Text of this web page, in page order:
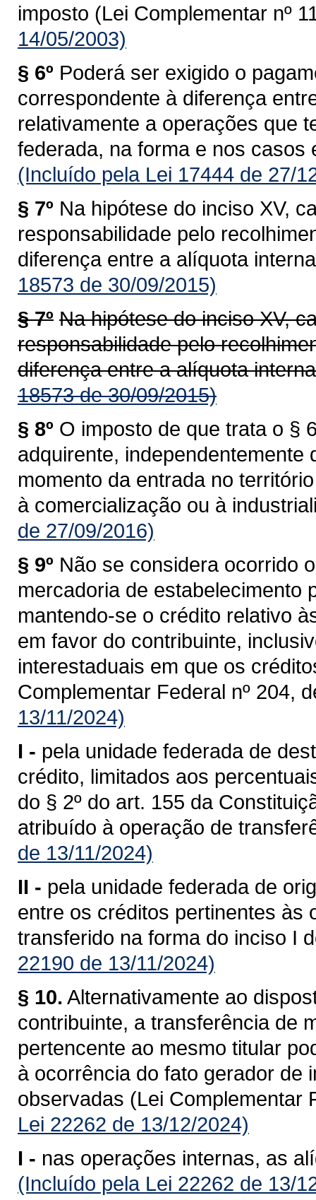
imposto (Lei Complementar nº
14/05/2003)
§ 6º Poderá ser exigido o
correspondente à diferença
relativamente a operações que
federada, na forma e nos casos
(Incluído pela Lei 17444 de 27/
§ 7º Na hipótese do inciso XV,
responsabilidade pelo
diferença entre a alíquota
18573 de 30/09/2015)
§ 7º Na hipótese do inciso XV,
responsabilidade pelo
diferença entre a alíquota
18573 de 30/09/2015)
§ 8º O imposto de que trata o §
adquirente, independentemente
momento da entrada no
à comercialização ou à
de 27/09/2016)
§ 9º Não se considera ocorrido
mercadoria de estabelecimento
mantendo-se o crédito relativo
em favor do contribuinte,
interestaduais em que os
Complementar Federal nº 204,
13/11/2024)
I - pela unidade federada de
crédito, limitados aos
do § 2º do art. 155 da
atribuído à operação de
de 13/11/2024)
II - pela unidade federada de
entre os créditos pertinentes às
transferido na forma do inciso I
22190 de 13/11/2024)
§ 10. Alternativamente ao
contribuinte, a transferência de
pertencente ao mesmo titular
à ocorrência do fato gerador de
observadas (Lei Complementar
Lei 22262 de 13/12/2024)
I - nas operações internas, as
(Incluído pela Lei 22262 de 13/